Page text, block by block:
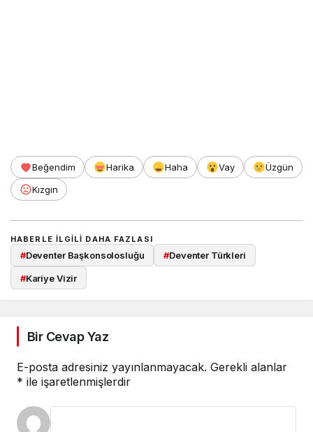
Beğendim Harika Haha Vay
Üzgün
Kızgın
HABERLE ILGILI DAHA FAZLASI
#Deventer Başkonsolosluğu #Deventer Türkleri
#Kariye Vizir
Bir Cevap Yaz
E-posta adresiniz yayınlanmayacak. Gerekli alanlar
* ile işaretlenmişlerdir